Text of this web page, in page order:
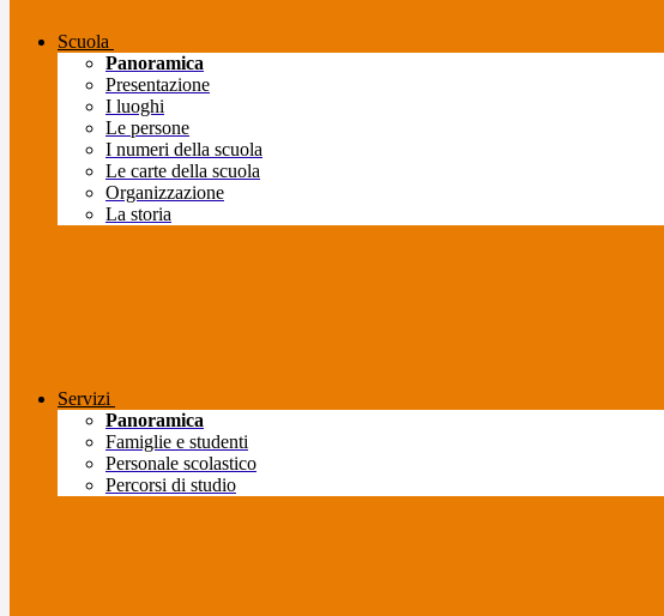
Scuola
Panoramica
Presentazione
I luoghi
Le persone
I numeri della scuola
Le carte della scuola
Organizzazione
La storia
Servizi
Panoramica
Famiglie e studenti
Personale scolastico
Percorsi di studio